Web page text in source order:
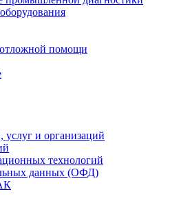
помощи
и организаций
технологий
данных (ОФД)